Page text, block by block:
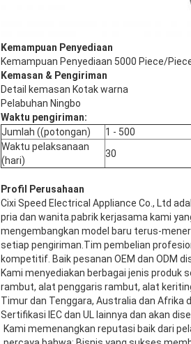
Kemampuan Penyediaan
Kemampuan Penyediaan 5000 Piece/
Kemasan & Pengiriman
Detail kemasan Kotak warna
Pelabuhan Ningbo
Waktu pengiriman:
Jumlah ((potongan)
1 - 500
Waktu pelaksanaan
(hari)
30
Profil Perusahaan
Cixi Speed Electrical Appliance Co., Ltd
pria dan wanita.pabrik kerjasama kami
mengembangkan model baru terus-
setiap pengiriman.Tim pembelian
kompetitif. Baik pesanan OEM dan ODM
Kami menyediakan berbagai jenis
rambut, alat penggaris rambut, alat
Timur dan Tenggara, Australia dan Afrika
Sertifikasi IEC dan UL lainnya dan akan
Kami memenangkan reputasi baik dari